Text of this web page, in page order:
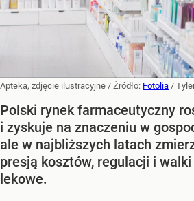
Apteka, zdjęcie ilustracyjne / Źródło: Fotolia /
Polski rynek farmaceutyczny
i zyskuje na znaczeniu w
ale w najbliższych latach
presją kosztów, regulacji i
lekowe.